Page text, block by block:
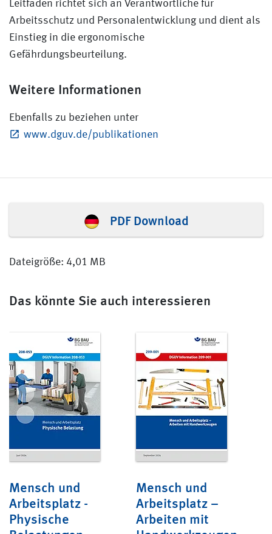
Leitfaden richtet sich an Verantwortliche für
Arbeitsschutz und Personalentwicklung und dient als
Einstieg in die ergonomische
Gefährdungsbeurteilung.
Weitere Informationen
Ebenfalls zu beziehen unter
www.dguv.de/publikationen
PDF Download
Dateigröße: 4,01 MB
Das könnte Sie auch interessieren
Mensch und
Arbeitsplatz -
Physische
Mensch und
Arbeitsplatz –
Arbeiten mit